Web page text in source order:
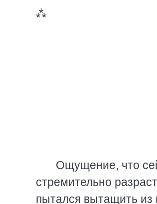
⁂
Ощущение, что
стремительно
пытался вытащить из